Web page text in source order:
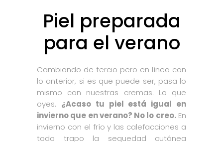
Piel preparada
para el verano
Cambiando de tercio pero en línea con
lo anterior, si es que puede ser, pasa lo
mismo con nuestras cremas. Lo que
oyes. ¿Acaso tu piel está igual en
invierno que en verano? No lo creo.En
invierno con el frío y las calefacciones a
todo trapo la sequedad cutánea